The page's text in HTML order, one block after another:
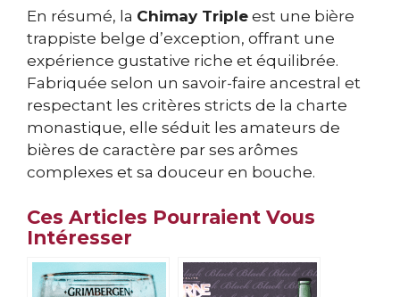
En résumé, la Chimay Triple est une bière
trappiste belge d’exception, offrant une
expérience gustative riche et équilibrée.
Fabriquée selon un savoir-faire ancestral et
respectant les critères stricts de la charte
monastique, elle séduit les amateurs de
bières de caractère par ses arômes
complexes et sa douceur en bouche.
Ces Articles Pourraient Vous
Intéresser